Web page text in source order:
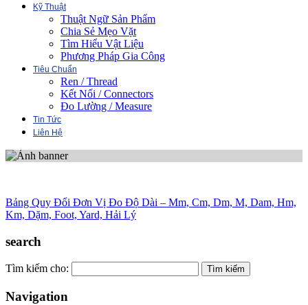
Kỹ Thuật
Thuật Ngữ Sản Phẩm
Chia Sẻ Mẹo Vặt
Tìm Hiểu Vật Liệu
Phương Pháp Gia Công
Tiêu Chuẩn
Ren / Thread
Kết Nối / Connectors
Đo Lường / Measure
Tin Tức
Liên Hệ
Bảng Quy Đổi Đơn Vị Đo Độ Dài – Mm, Cm, Dm, M, Dam, Hm,
Km, Dặm, Foot, Yard, Hải Lý
search
Tìm kiếm cho:
Navigation